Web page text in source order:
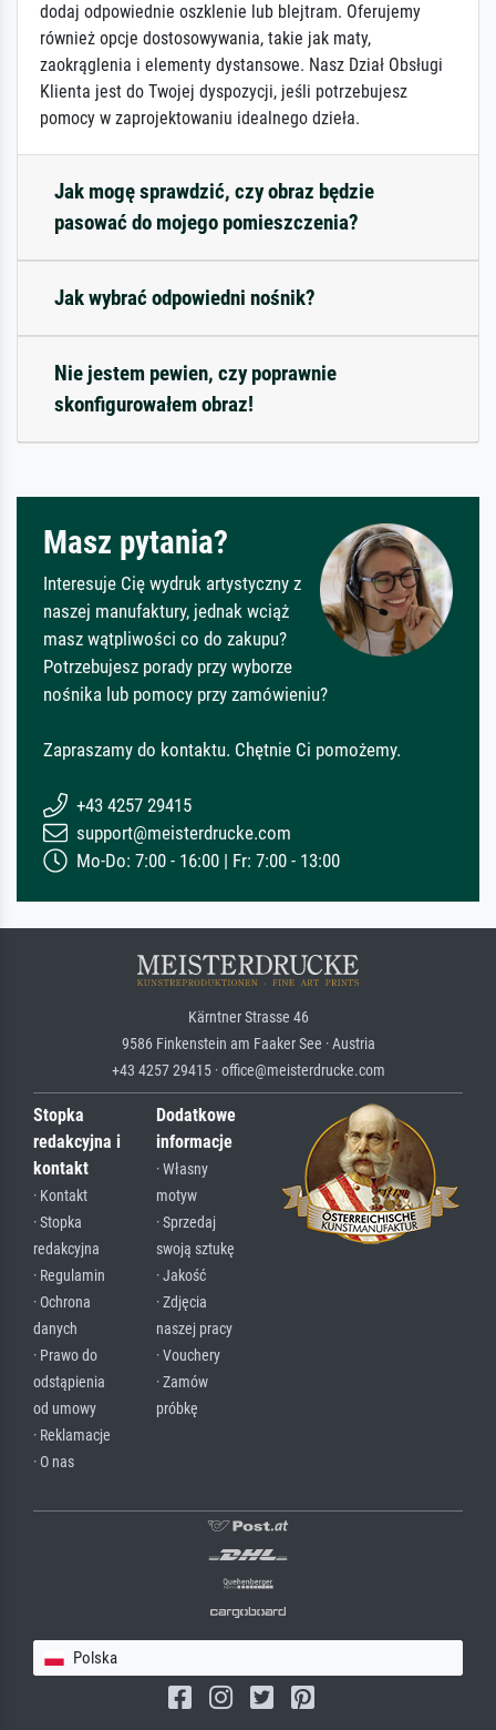
dodaj odpowiednie oszklenie lub blejtram. Oferujemy
również opcje dostosowywania, takie jak maty,
zaokrąglenia i elementy dystansowe. Nasz Dział Obsługi
Klienta jest do Twojej dyspozycji, jeśli potrzebujesz
pomocy w zaprojektowaniu idealnego dzieła.
Jak mogę sprawdzić, czy obraz będzie
pasować do mojego pomieszczenia?
Jak wybrać odpowiedni nośnik?
Nie jestem pewien, czy poprawnie
skonfigurowałem obraz!
Masz pytania?
Interesuje Cię wydruk artystyczny z
naszej manufaktury, jednak wciąż
masz wątpliwości co do zakupu?
Potrzebujesz porady przy wyborze
nośnika lub pomocy przy zamówieniu?
Zapraszamy do kontaktu. Chętnie Ci pomożemy.
+43 4257 29415
support@meisterdrucke.com
Mo-Do: 7:00 - 16:00 | Fr: 7:00 - 13:00
Kärntner Strasse 46
9586 Finkenstein am Faaker See · Austria
+43 4257 29415 · office@meisterdrucke.com
Stopka
redakcyjna i
kontakt
· Kontakt
· Stopka
redakcyjna
· Regulamin
· Ochrona
danych
· Prawo do
odstąpienia
od umowy
· Reklamacje
· O nas
Dodatkowe
informacje
· Własny
motyw
· Sprzedaj
swoją sztukę
· Jakość
· Zdjęcia
naszej pracy
· Vouchery
· Zamów
próbkę
Polska